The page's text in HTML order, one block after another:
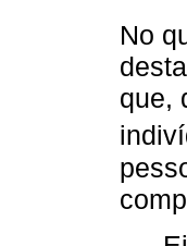
No
que,